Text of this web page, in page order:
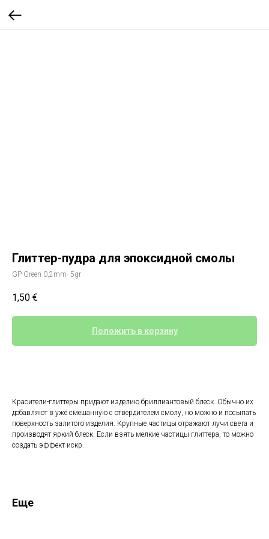
Глиттер-пудра для эпоксидной смолы
GP-Green 0,2mm- 5gr
1,50 €
Положить в корзину
Красители-глиттеры придают изделию бриллиантовый блеск. Обычно их
добавляют в уже смешанную с отвердителем смолу, но можно и посыпать
поверхность залитого изделия. Крупные частицы отражают лучи света и
производят яркий блеск. Если взять мелкие частицы глиттера, то можно
создать эффект искр.
Еще